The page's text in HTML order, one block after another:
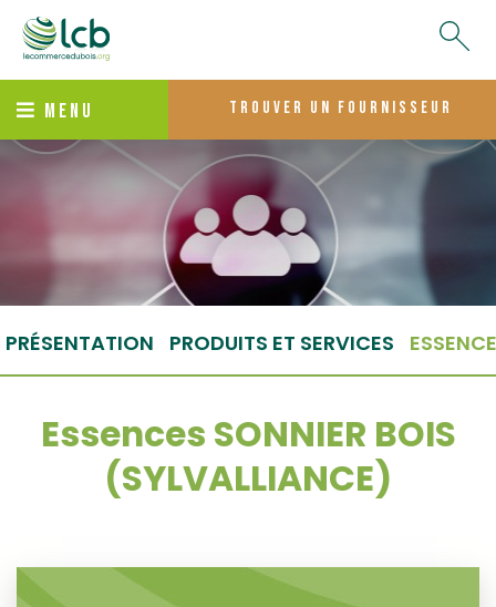
MENU trouver un fournisseur
PRÉSENTATION PRODUITS ET SERVICES
Essences SONNIER BOIS
(SYLVALLIANCE)